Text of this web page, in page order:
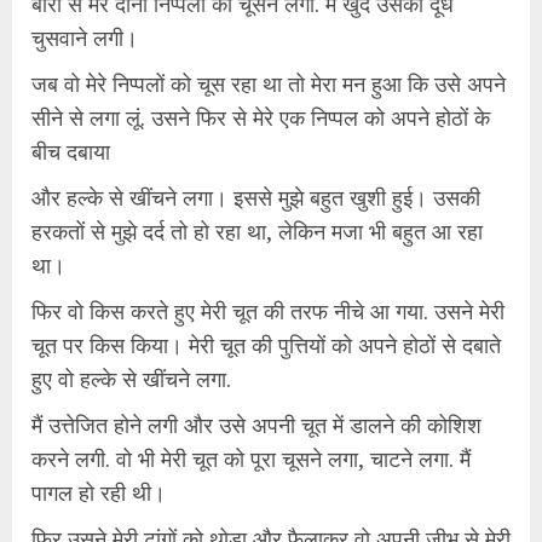
चुसवाने लगी।
जब वो मेरे निप्पलों को चूस रहा था तो मेरा मन हुआ कि उसे अपने
सीने से लगा लूं. उसने फिर से मेरे एक निप्पल को अपने होठों के
बीच दबाया
और हल्के से खींचने लगा। इससे मुझे बहुत खुशी हुई। उसकी
हरकतों से मुझे दर्द तो हो रहा था, लेकिन मजा भी बहुत आ रहा
था।
फिर वो किस करते हुए मेरी चूत की तरफ नीचे आ गया. उसने मेरी
चूत पर किस किया। मेरी चूत की पुत्तियों को अपने होठों से दबाते
हुए वो हल्के से खींचने लगा.
मैं उत्तेजित होने लगी और उसे अपनी चूत में डालने की कोशिश
करने लगी. वो भी मेरी चूत को पूरा चूसने लगा, चाटने लगा. मैं
पागल हो रही थी।